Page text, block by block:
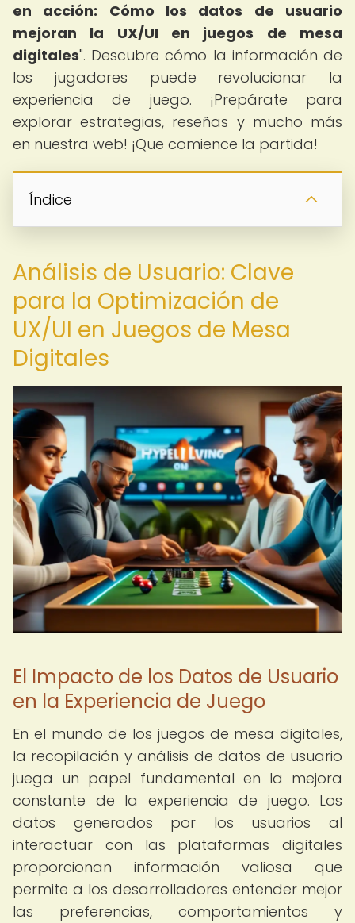
en acción: Cómo los datos de usuario
mejoran la UX/UI en juegos de mesa
digitales". Descubre cómo la información de
los jugadores puede revolucionar la
experiencia de juego. ¡Prepárate para
explorar estrategias, reseñas y mucho más
en nuestra web! ¡Que comience la partida!
Índice
Análisis de Usuario: Clave
para la Optimización de
UX/UI en Juegos de Mesa
Digitales
El Impacto de los Datos de Usuario
en la Experiencia de Juego
En el mundo de los juegos de mesa digitales,
la recopilación y análisis de datos de usuario
juega un papel fundamental en la mejora
constante de la experiencia de juego. Los
datos generados por los usuarios al
interactuar con las plataformas digitales
proporcionan información valiosa que
permite a los desarrolladores entender mejor
las preferencias, comportamientos y